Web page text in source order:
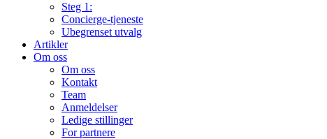
Steg 1:
Concierge-tjeneste
Ubegrenset utvalg
Artikler
Om oss
Om oss
Kontakt
Team
Anmeldelser
Ledige stillinger
For partnere